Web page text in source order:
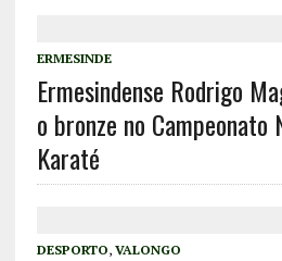
ERMESINDE
Ermesindense Rodrigo
o bronze no Campeonato
Karaté
DESPORTO, VALONGO